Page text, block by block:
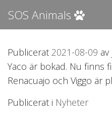
SOS Animals
Publicerat 2021-08-09 av
Yaco är bokad. Nu finns
Renacuajo och Viggo är
Publicerat i Nyheter